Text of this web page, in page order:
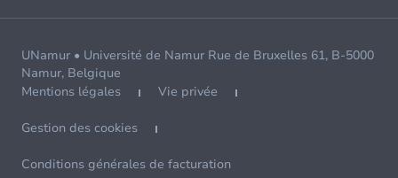
UNamur • Université de Namur Rue de Bruxelles 61, B-5000
Namur, Belgique
Mentions légales
Vie privée
Gestion des cookies
Conditions générales de facturation